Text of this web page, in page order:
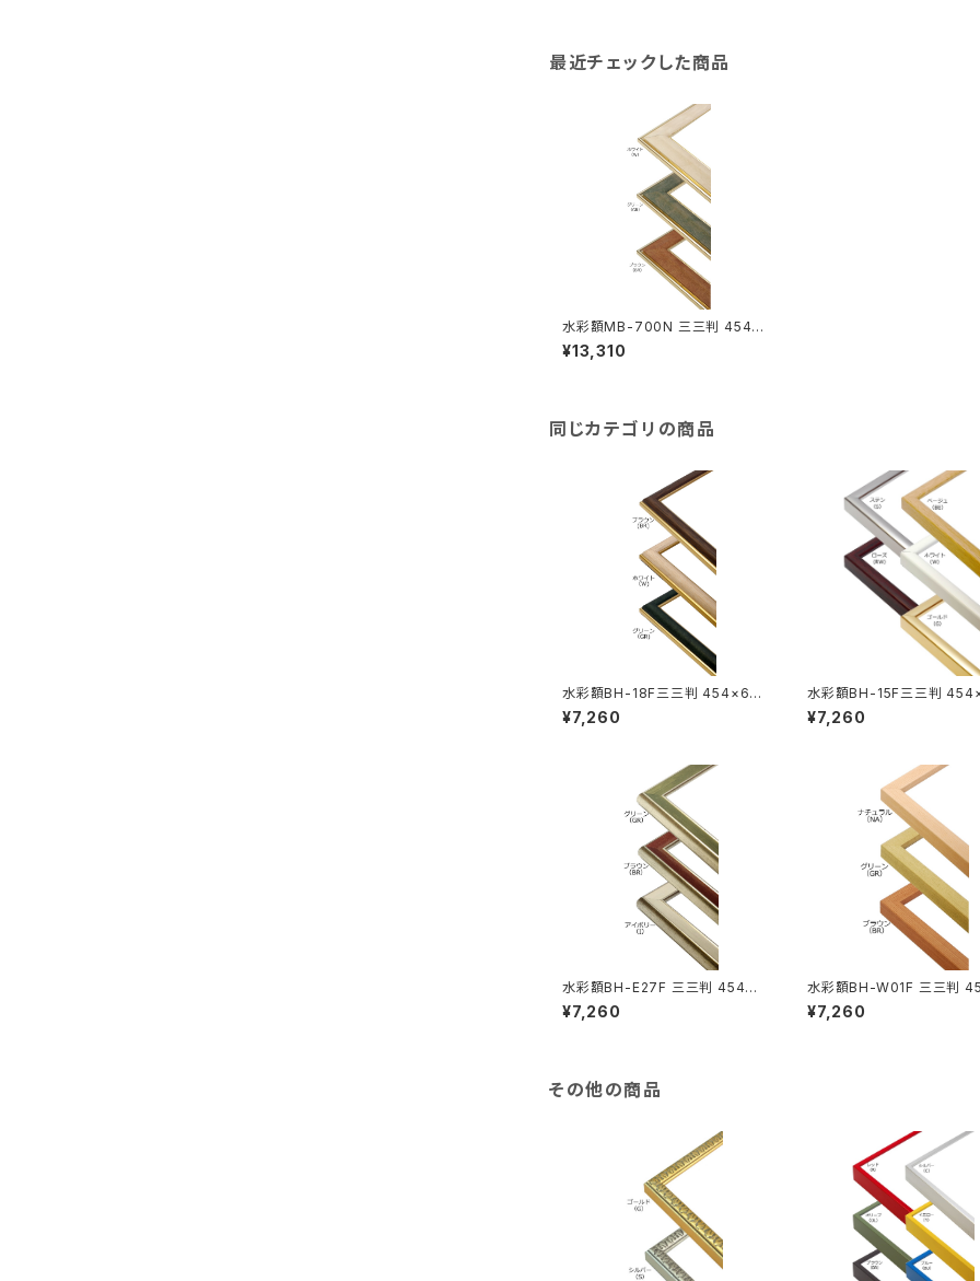
最近チェックした商品
水彩額MB-700N 三三判 454×
605ミリ
¥13,310
同じカテゴリの商品
水彩額BH-18F三三判 454×605
ミリ
¥7,260
水彩額BH-15F三三判
ミリ
¥7,260
水彩額BH-E27F 三三判 454×6
05ミリ
¥7,260
水彩額BH-W01F 三三判
05ミリ
¥7,260
その他の商品